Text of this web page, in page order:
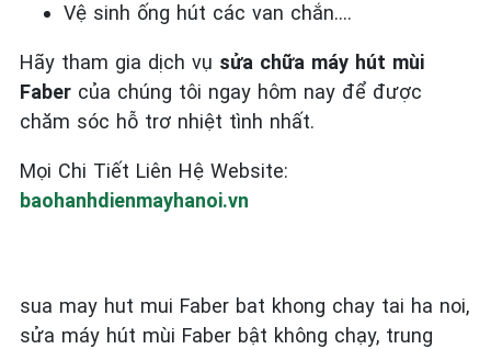
Vệ sinh ống hút các van chắn….
Hãy tham gia dịch vụ sửa chữa máy hút mùi
Faber của chúng tôi ngay hôm nay để được
chăm sóc hỗ trơ nhiệt tình nhất.
Mọi Chi Tiết Liên Hệ Website:
baohanhdienmayhanoi.vn
sua may hut mui Faber bat khong chay tai ha noi,
sửa máy hút mùi Faber bật không chạy, trung